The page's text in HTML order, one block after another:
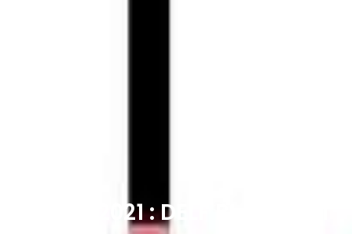
2 MARS 2021 : DELF BLANC N°1